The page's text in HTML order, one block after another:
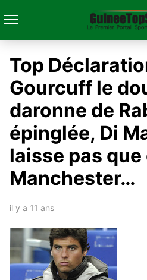
Top
Gourcuff le
daronne de
épinglée, Di
laisse pas que
Manchester…
il y a 11 ans